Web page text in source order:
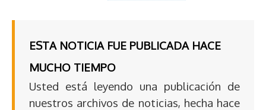
ESTA NOTICIA FUE PUBLICADA HACE
MUCHO TIEMPO
Usted está leyendo una publicación de
nuestros archivos de noticias, hecha hace